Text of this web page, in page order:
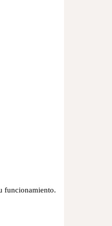
funcionamiento.